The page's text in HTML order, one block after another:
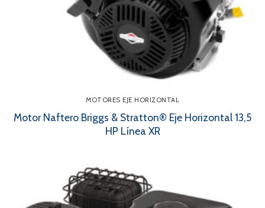
MOTORES EJE HORIZONTAL
Motor Naftero Briggs & Stratton® Eje Horizontal 13,5
HP Línea XR